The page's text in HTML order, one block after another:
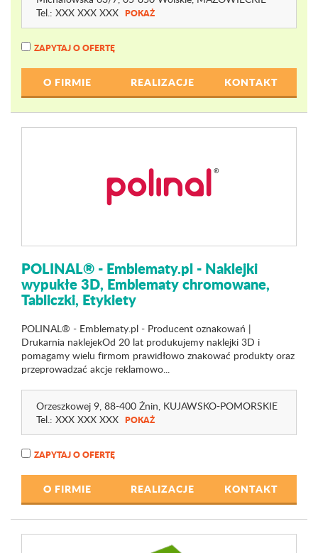
Tel.: XXX XXX XXX POKAŻ
ZAPYTAJ O OFERTĘ
O FIRMIE REALIZACJE KONTAKT
POLINAL® - Emblematy.pl - Naklejki
wypukłe 3D, Emblematy chromowane,
Tabliczki, Etykiety
POLINAL® - Emblematy.pl - Producent oznakowań |
Drukarnia naklejekOd 20 lat produkujemy naklejki 3D i
pomagamy wielu firmom prawidłowo znakować produkty oraz
przeprowadzać akcje reklamowo...
Orzeszkowej 9, 88-400 Żnin, KUJAWSKO-POMORSKIE
Tel.: XXX XXX XXX POKAŻ
ZAPYTAJ O OFERTĘ
O FIRMIE REALIZACJE KONTAKT